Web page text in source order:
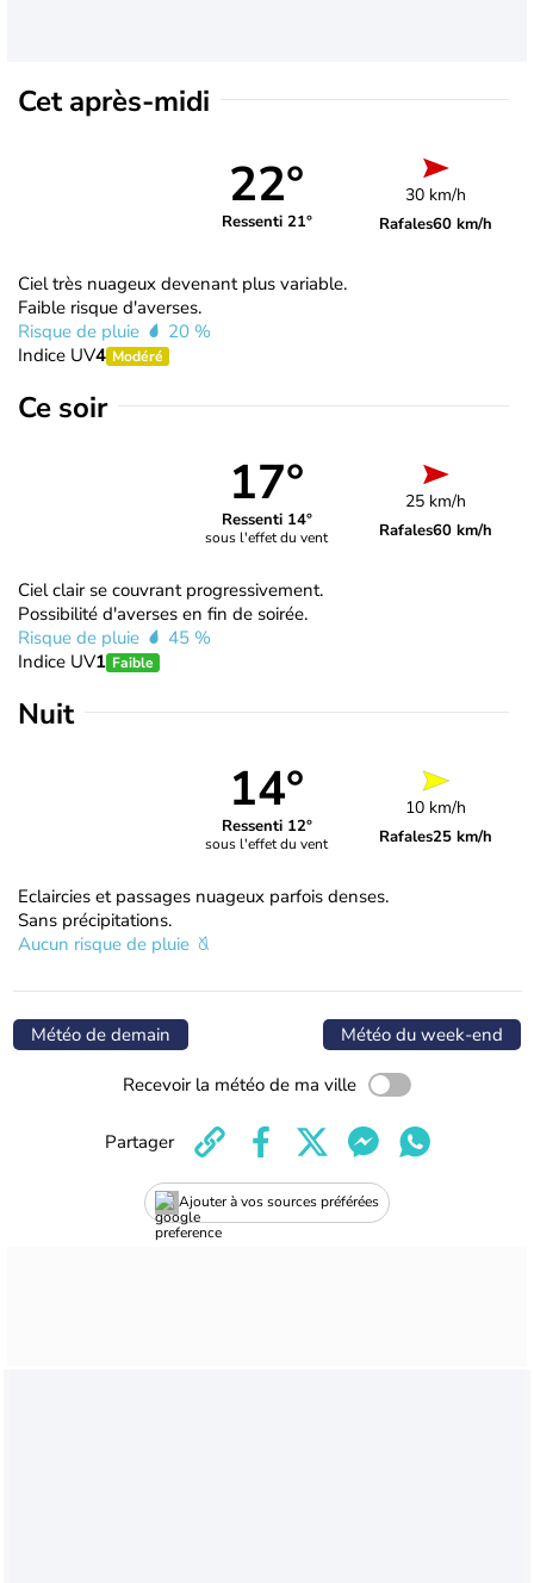
Cet après-midi
22°
Ressenti 21°
30 km/h
Rafales60 km/h
Ciel très nuageux devenant plus variable.
Faible risque d'averses.
Risque de pluie
20 %
Indice UV4 Modéré
Ce soir
17°
Ressenti 14°
sous l'effet du vent
25 km/h
Rafales60 km/h
Ciel clair se couvrant progressivement.
Possibilité d'averses en fin de soirée.
Risque de pluie
45 %
Indice UV1 Faible
Nuit
14°
Ressenti 12°
sous l'effet du vent
10 km/h
Rafales25 km/h
Eclaircies et passages nuageux parfois denses.
Sans précipitations.
Aucun risque de pluie
Météo de demain Météo du week-end
Recevoir la météo de ma ville
Ajouter à vos sources préférées
Partager